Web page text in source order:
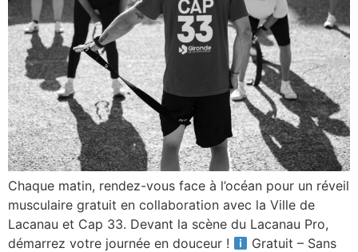
Chaque matin, rendez-vous face à l’océan pour un réveil
musculaire gratuit en collaboration avec la Ville de
Lacanau et Cap 33. Devant la scène du Lacanau Pro,
démarrez votre journée en douceur !
Gratuit – Sans